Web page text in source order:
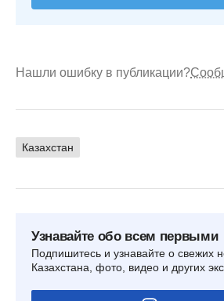
Нашли ошибку в публикации?
Казахстан
Узнавайте обо всем первыми
Подпишитесь и узнавайте о свежих
Казахстана, фото, видео и других